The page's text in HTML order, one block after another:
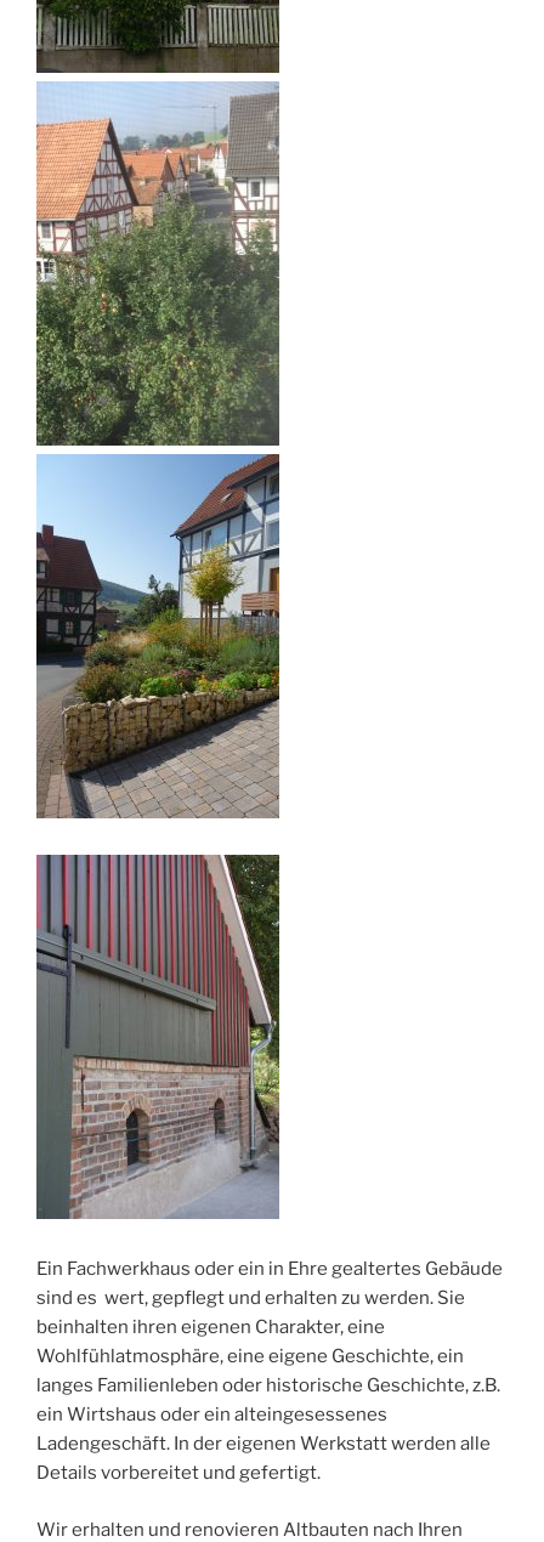
Ein Fachwerkhaus oder ein in Ehre gealtertes Gebäude
sind es wert, gepflegt und erhalten zu werden. Sie
beinhalten ihren eigenen Charakter, eine
Wohlfühlatmosphäre, eine eigene Geschichte, ein
langes Familienleben oder historische Geschichte, z.B.
ein Wirtshaus oder ein alteingesessenes
Ladengeschäft. In der eigenen Werkstatt werden alle
Details vorbereitet und gefertigt.
Wir erhalten und renovieren Altbauten nach Ihren